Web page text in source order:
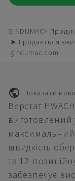
GINDUMAC
➤ Продається
gindumac.com
Показати
Верстат
виготовлений
максимальний
швидкість
та 12-
забезпечує